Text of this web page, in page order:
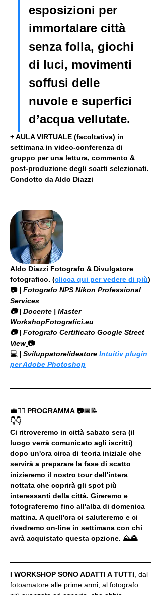
esposizioni per
immortalare città
senza folla, giochi
di luci, movimenti
soffusi delle
nuvole e superfici
d’acqua vellutate.
+ AULA VIRTUALE (facoltativa) in
settimana in video-conferenza di
gruppo per una lettura, commento &
post-produzione degli scatti selezionati.
Condotto da Aldo Diazzi
Aldo Diazzi Fotografo & Divulgatore
fotografico. (clicca qui per vedere di più)
📷 | Fotografo NPS Nikon Professional
Services
​📷 | Docente | Master
WorkshopFotografici.eu
📷 | Fotografo Certificato Google Street
View 📷
💻 | Sviluppatore/ideatore Intuitiv plugin
per Adobe Photoshop
💼🚶‍♂️ PROGRAMMA 📷📅📝
👇👇
Ci ritroveremo in città sabato sera (il
luogo verrà comunicato agli iscritti)
dopo un'ora circa di teoria iniziale che
servirà a preparare la fase di scatto
inizieremo il nostro tour dell'intera
nottata che coprirà gli spot più
interessanti della città. Gireremo e
fotograferemo fino all'alba di domenica
mattina. A quell'ora ci saluteremo e ci
rivedremo on-line in settimana con chi
avrà acquistato questa opzione. ⛰🌄
I WORKSHOP SONO ADATTI A TUTTI , dal
fotoamatore alle prime armi, al fotografo